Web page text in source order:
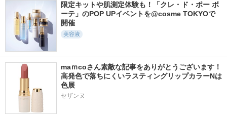
ドクターケイ Cコン
セントレートオイル
セラム
ドクターケイ
リフトモイスト ロ
ーション ＳＰ II
スキントラブルケア
リキッド
5.8
809件
ミッシュパッド(旧)
限定キットや肌測定体験も！「クレ・ド・ポー ボ
ーテ」のPOP UPイベントを@cosme TOKYOで
開催
美容液
maｍcoさん素敵な記事をありがとうございます！
高発色で落ちにくいラスティングリップカラーNは
色展
セザンヌ